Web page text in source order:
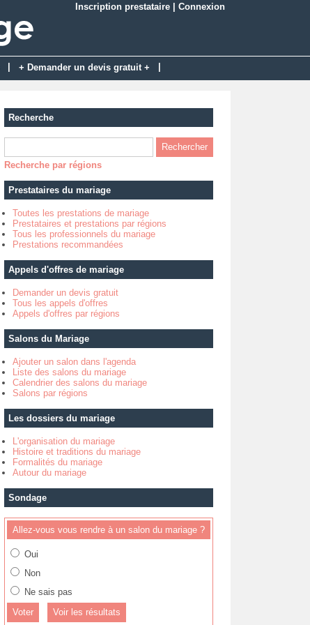
Inscription prestataire Connexion
+ Demander un devis gratuit +
Recherche
Recherche par régions
Prestataires du mariage
Toutes les prestations de mariage
Prestataires et prestations par régions
Tous les professionnels du mariage
Prestations recommandées
Appels d'offres de mariage
Demander un devis gratuit
Tous les appels d'offres
Appels d'offres par régions
Salons du Mariage
Ajouter un salon dans l'agenda
Liste des salons du mariage
Calendrier des salons du mariage
Salons par régions
Les dossiers du mariage
L'organisation du mariage
Histoire et traditions du mariage
Formalités du mariage
Autour du mariage
Sondage
Allez-vous vous rendre à un salon du mariage ?
Oui
Non
Ne sais pas
Voir les résultats